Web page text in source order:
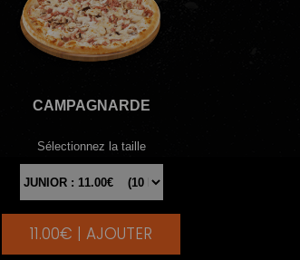
CAMPAGNARDE
Sélectionnez la taille
|
11.00€ | AJOUTER